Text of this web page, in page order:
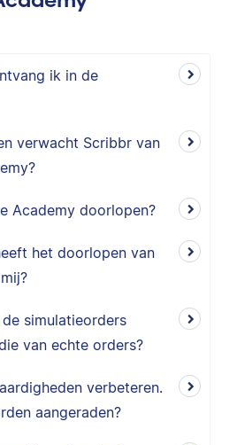
ik in de
verwacht Scribbr van
Academy doorlopen?
het doorlopen van
simulatieorders
van echte orders?
verbeteren.
aangeraden?